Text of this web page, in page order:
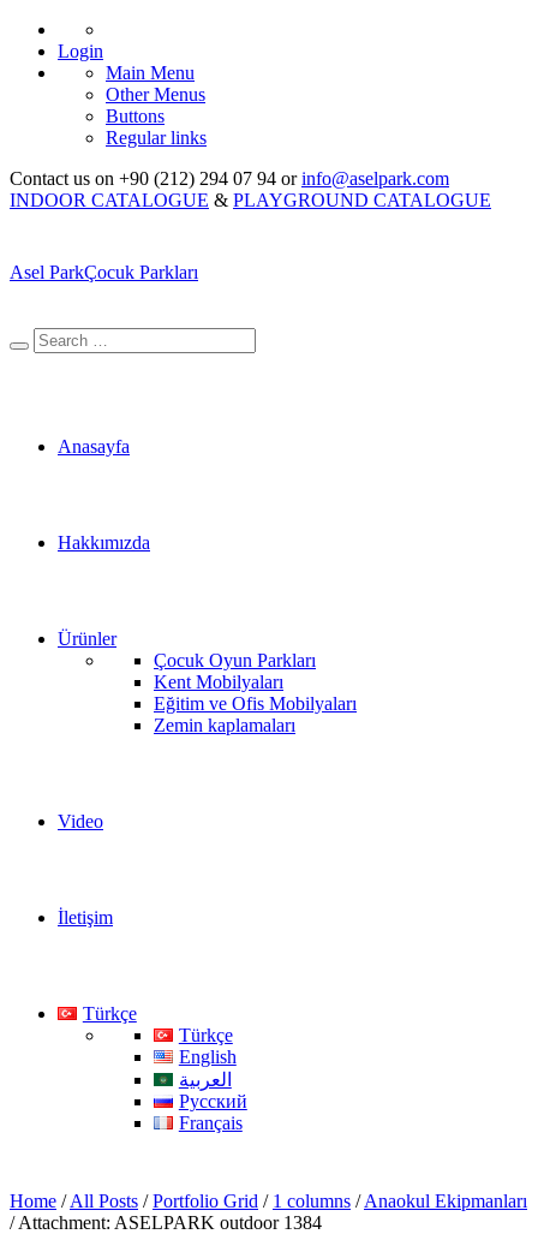
Login
Main Menu
Other Menus
Buttons
Regular links
Contact us on +90 (212) 294 07 94 orinfo@aselpark.com
INDOOR CATALOGUE & PLAYGROUND CATALOGUE
Asel ParkÇocuk Parkları
Anasayfa
Hakkımızda
Ürünler
Çocuk Oyun Parkları
Kent Mobilyaları
Eğitim ve Ofis Mobilyaları
Zemin kaplamaları
Video
İletişim
Türkçe
Türkçe
English
العربية
Русский
Français
Home /All Posts /Portfolio Grid / 1 columns /Anaokul Ekipmanları
/Attachment: ASELPARK outdoor 1384